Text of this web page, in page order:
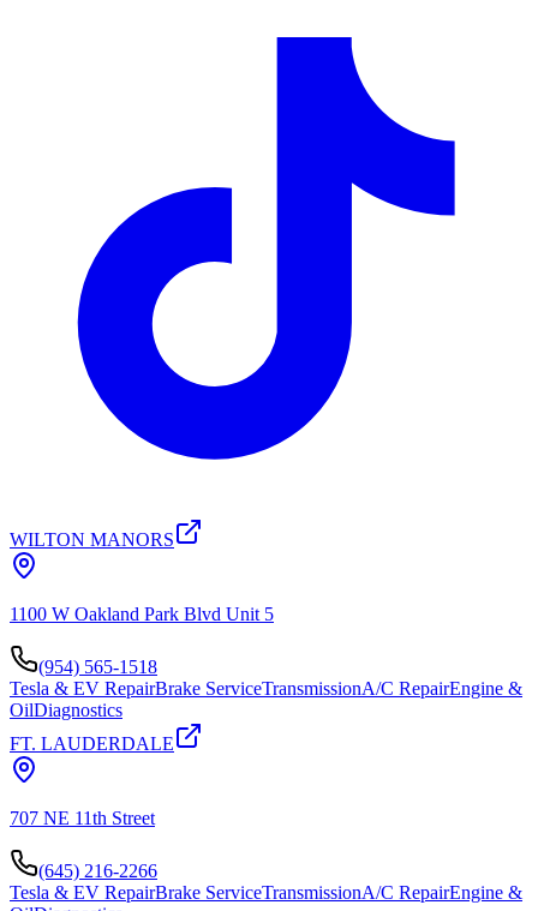
WILTON MANORS
1100 W Oakland Park Blvd Unit 5
(954) 565-1518
Tesla & EV RepairBrake ServiceTransmissionA/C RepairEngine &
OilDiagnostics
FT. LAUDERDALE
707 NE 11th Street
(645) 216-2266
Tesla & EV RepairBrake ServiceTransmissionA/C RepairEngine &